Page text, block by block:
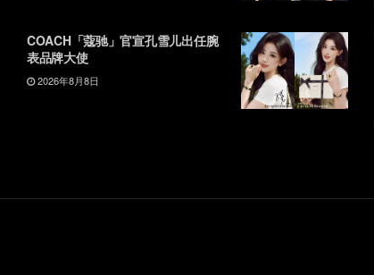
COACH「蔻驰」官宣孔雪儿出任腕
表品牌大使
2026年8月8日